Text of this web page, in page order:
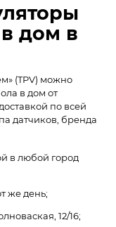
дом в
(TPV) можно
в дом от
по всей
датчиков, бренда
в любой город
же день;
12/16;